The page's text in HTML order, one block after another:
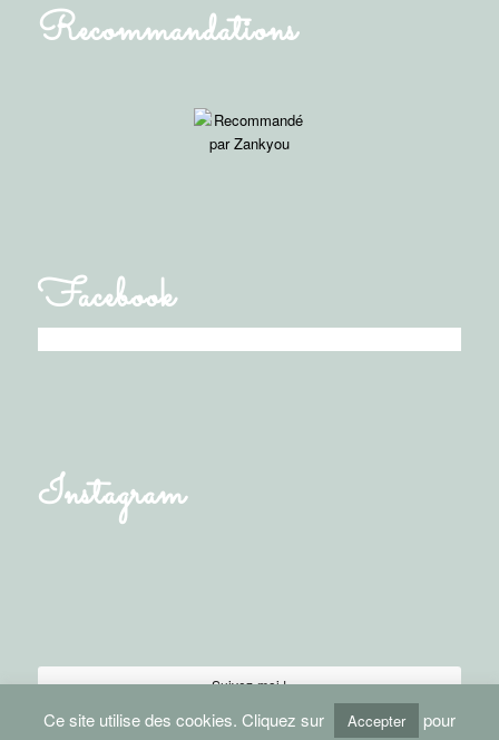
Recommandations
Facebook
Instagram
Suivez-moi !
Ce site utilise des cookies. Cliquez sur Accepter pour